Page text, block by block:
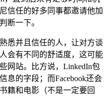
信任的好多同事都邀请他加
断一下。
悉并且信任的人，让对方谈
会有不同的舒适度，这可能
网站。比方说，LinkedIn包
息的字段；而Facebook还会
籍和电影（不是一定要回